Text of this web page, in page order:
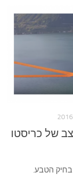
של כריסטו
בחיק הטבע.